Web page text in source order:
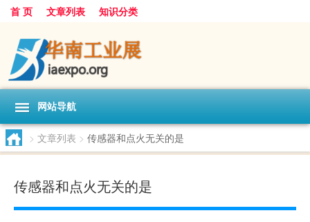
首 页 文章列表 知识分类
网站导航
> 文章列表 > 传感器和点火无关的是
传感器和点火无关的是